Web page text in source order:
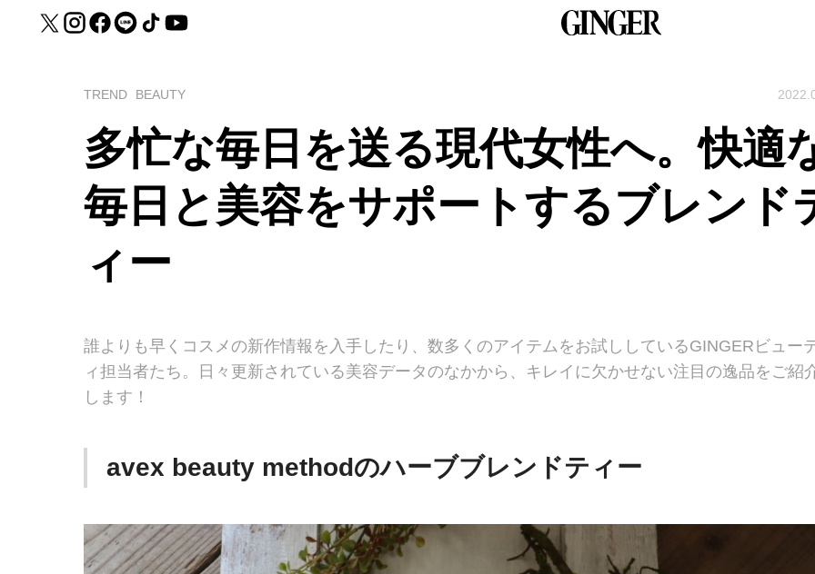
TREND BEAUTY
多忙な毎日を送る現代女性へ。快適
毎日と美容をサポートするブレンド
ィー
誰よりも早くコスメの新作情報を入手したり、数多くのアイテムをお試ししているGINGERビュー
ィ担当者たち。日々更新されている美容データのなかから、キレイに欠かせない注目の逸品をご紹
します！
avex beauty methodのハーブブレンドティー